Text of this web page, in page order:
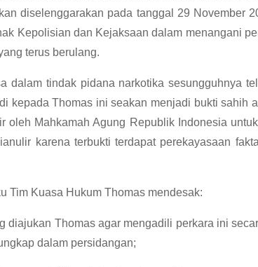
diselenggarakan pada tanggal 29 November
Kepolisian dan Kejaksaan dalam menangani
terus berulang.
dalam tindak pidana narkotika sesungguhnya
kepada Thomas ini seakan menjadi bukti sahih
Mahkamah Agung Republik Indonesia
karena terbukti terdapat perekayasaan
Tim Kuasa Hukum Thomas mendesak:
diajukan Thomas agar mengadili perkara ini
dalam persidangan;